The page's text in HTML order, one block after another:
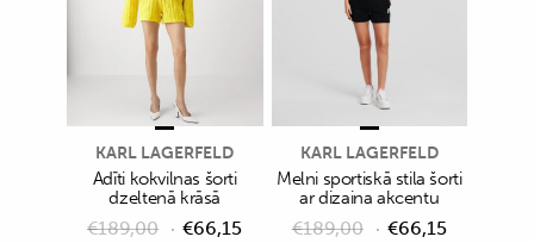
KARL LAGERFELD
Adīti kokvilnas šorti
dzeltenā krāsā
€189,00 €66,15
KARL LAGERFELD
Melni sportiskā stila šorti
ar dizaina akcentu
€189,00 €66,15